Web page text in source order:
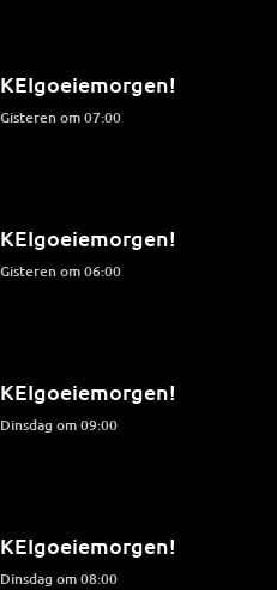
KEIgoeiemorgen!
Gisteren om 07:00
KEIgoeiemorgen!
Gisteren om 06:00
KEIgoeiemorgen!
dinsdag om 09:00
KEIgoeiemorgen!
dinsdag om 08:00